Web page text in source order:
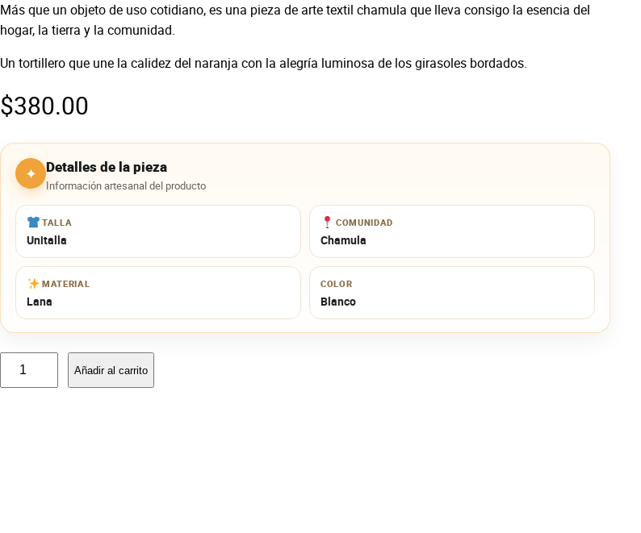
Más que un objeto de uso cotidiano, es una pieza de arte textil chamula que lleva consigo la esencia del
hogar, la tierra y la comunidad.
Un tortillero que une la calidez del naranja con la alegría luminosa de los girasoles bordados.
$380.00
✦ Detalles de la pieza
Información artesanal del producto
TALLA
Unitalla
COMUNIDAD
Chamula
MATERIAL
Lana
COLOR
Blanco
Añadir al carrito